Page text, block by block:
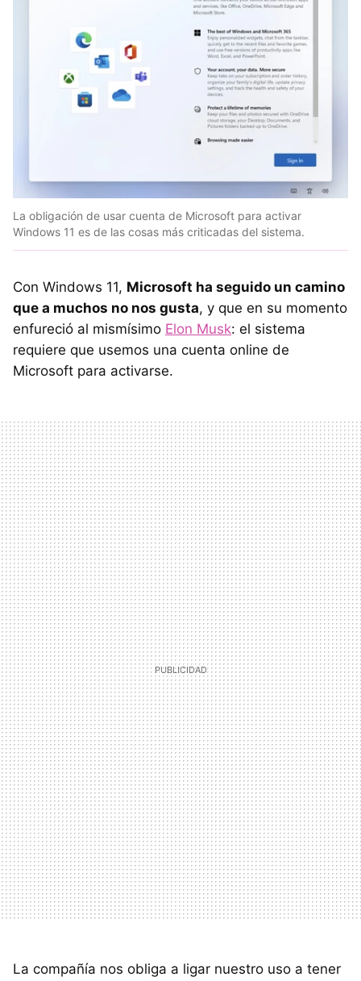
La obligación de usar cuenta de Microsoft para activar
Windows 11 es de las cosas más criticadas del sistema.
Con Windows 11, Microsoft ha seguido un camino
que a muchos no nos gusta, y que en su momento
enfureció al mismísimo Elon Musk: el sistema
requiere que usemos una cuenta online de
Microsoft para activarse.
La compañía nos obliga a ligar nuestro uso a tener